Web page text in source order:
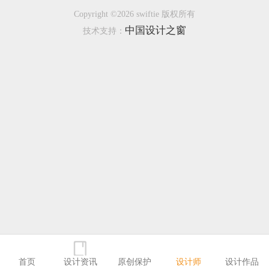
恭喜133****6466用户作品已成功备案！
Copyright ©2026 swiftie 版权所有
技术支持： 中国设计之窗
首页 设计资讯 原创保护 设计师 设计作品